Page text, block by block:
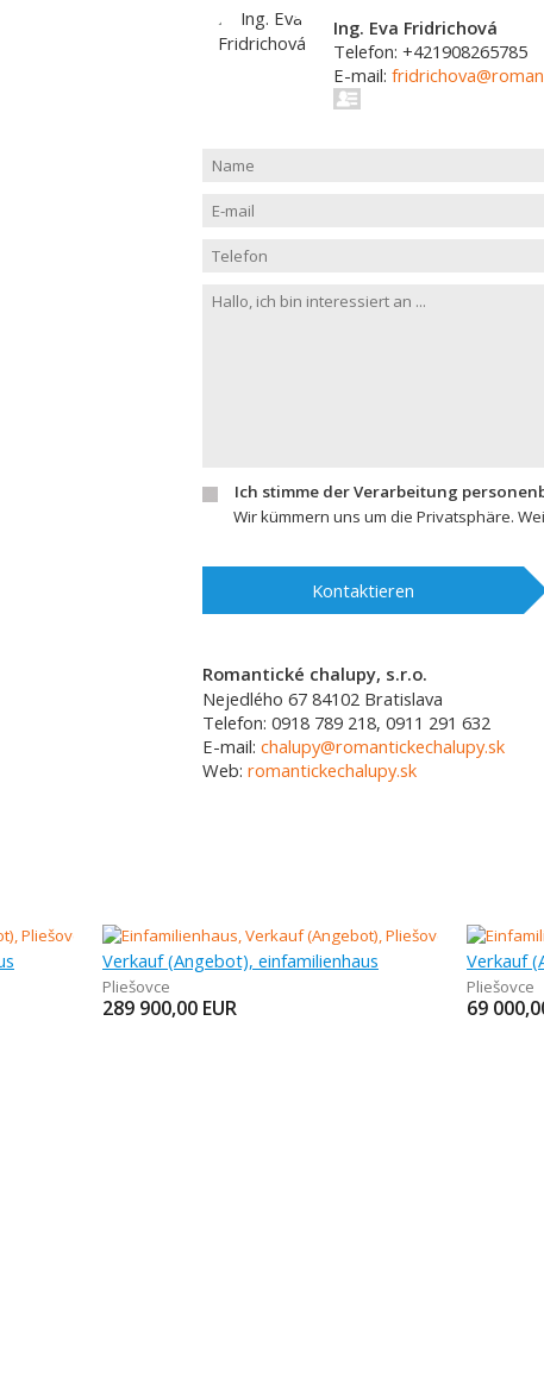
Ing. Eva Fridrichová
Telefon: +421908265785
E-mail:
Ich stimme der Verarbeitung
Wir kümmern uns um die Privatsphäre.
Kontaktieren
Romantické chalupy, s.r.o.
Nejedlého 67 84102 Bratislava
Telefon: 0918 789 218, 0911 291 632
E-mail: chalupy@romantickechalupy.sk
Web: romantickechalupy.sk
Verkauf (Angebot), einfamilienhaus
Pliešovce
289 900,00 EUR
Verkauf
Pliešovce
69